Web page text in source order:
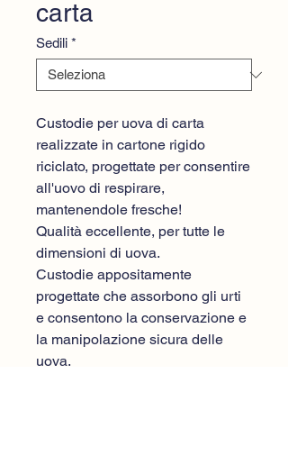
carta
Sedili *
Custodie per uova di carta
realizzate in cartone rigido
riciclato, progettate per consentire
all'uovo di respirare,
mantenendole fresche!
Qualità eccellente, per tutte le
dimensioni di uova.
Custodie appositamente
progettate che assorbono gli urti
e consentono la conservazione e
la manipolazione sicura delle
uova.